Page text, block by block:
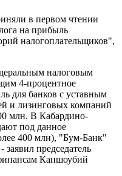
в первом чтении
на прибыль
налогоплательщиков",
налоговым
4-процентное
для банков с уставным
и лизинговых компаний
млн. В Кабардино-
под данное
400 млн), "Бум-Банк"
председатель
Каншоубий